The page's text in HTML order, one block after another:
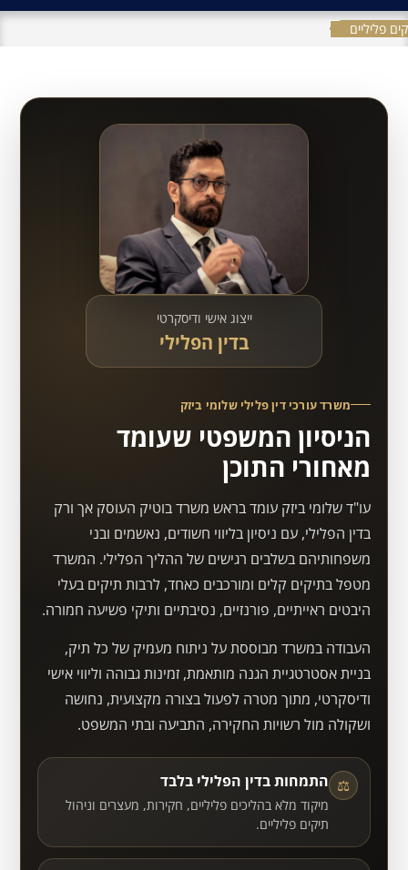
פליליים
משרד עורכי דין פלילי שלומי ביזק
הניסיון המשפטי שעומד
מאחורי התוכן
עו"ד שלומי ביזק עומד בראש משרד בוטיק העוסק אך ורק
בדין הפלילי, עם ניסיון בליווי חשודים, נאשמים ובני
משפחותיהם בשלבים רגישים של ההליך הפלילי. המשרד
מטפל בתיקים קלים ומורכבים כאחד, לרבות תיקים בעלי
היבטים ראייתיים, פורנזיים, נסיבתיים ותיקי פשיעה חמורה.
העבודה במשרד מבוססת על ניתוח מעמיק של כל תיק,
בניית אסטרטגיית הגנה מותאמת, זמינות גבוהה וליווי אישי
ודיסקרטי, מתוך מטרה לפעול בצורה מקצועית, נחושה
ושקולה מול רשויות החקירה, התביעה ובתי המשפט.
⚖ התמחות בדין הפלילי בלבד
מיקוד מלא בהליכים פליליים, חקירות, מעצרים וניהול
תיקים פליליים.
ייצוג אישי ודיסקרטי
בדין הפלילי